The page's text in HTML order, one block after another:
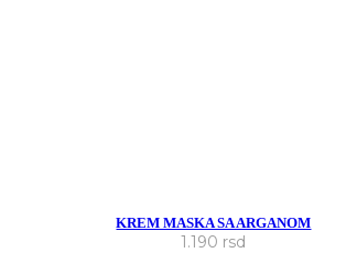
KREM MASKA SA ARGANOM
1.190 rsd